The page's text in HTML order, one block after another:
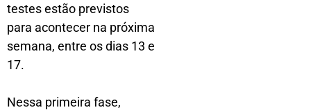
testes estão previstos
para acontecer na próxima
semana, entre os dias 13 e
17.
Nessa primeira fase,